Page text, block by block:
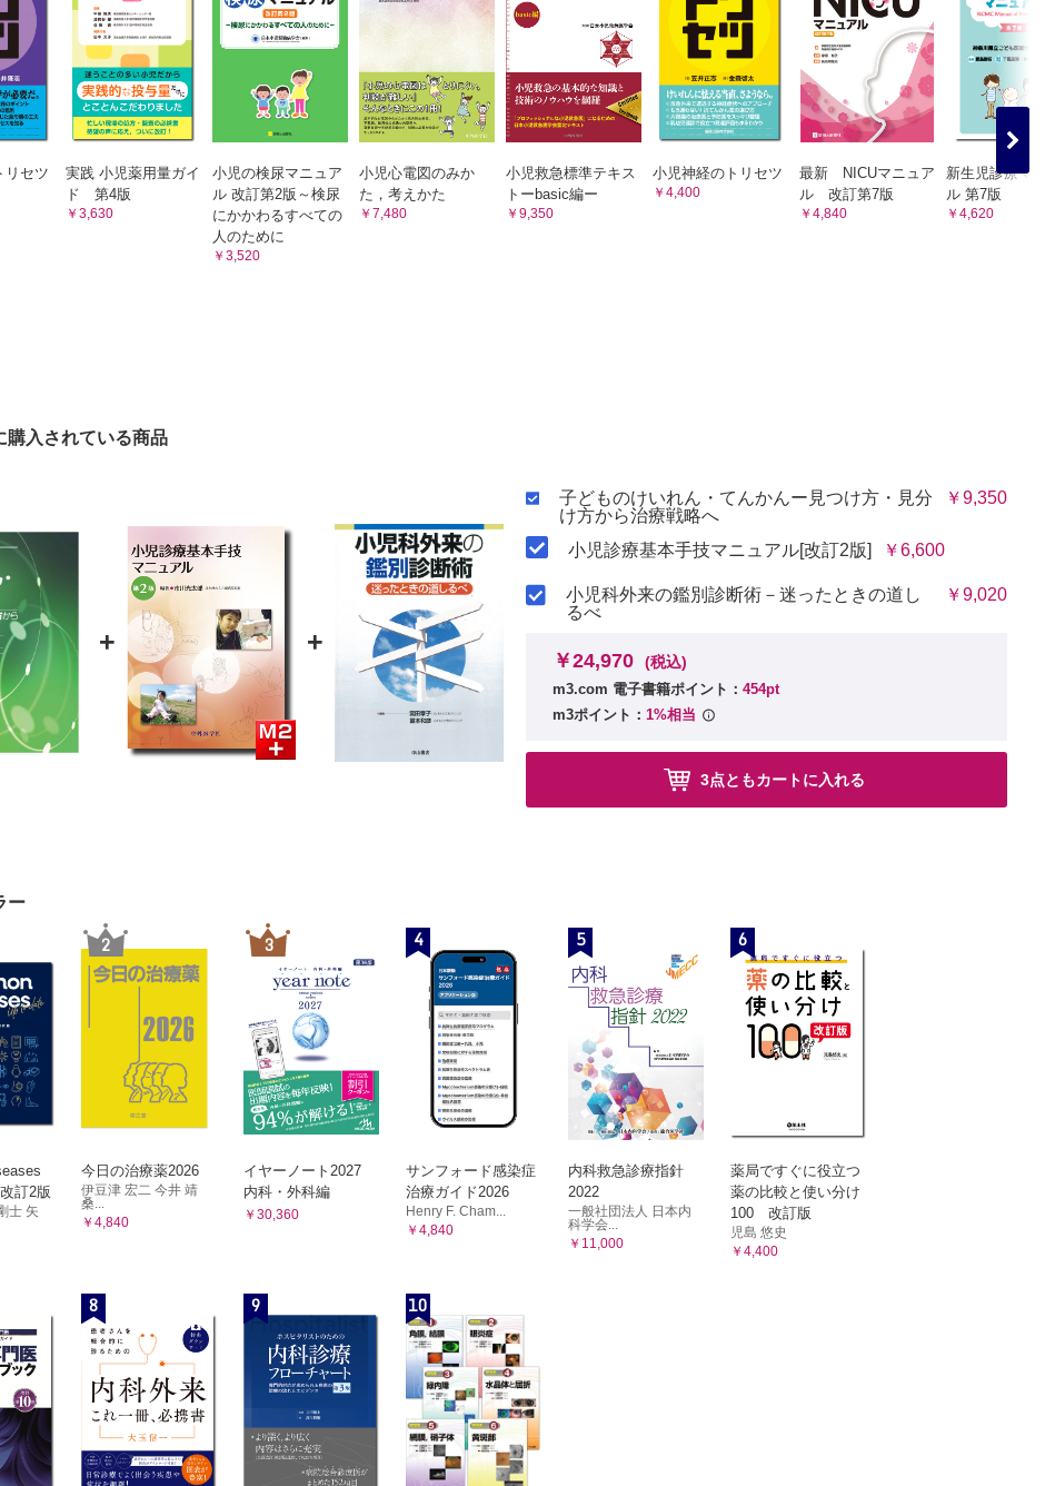
症候群
症候群
・側頭部に棘波をもつ良性小児てんかん（BECTS）
症候群
Gastaut症候群
性焦点性てんかん−側頭葉てんかんを中心に
症心身障害児のてんかん治療で留意すべき点
てんかん薬の特徴と選択において留意すべき点
てんかん薬の特徴と選択において留意すべき点
育園・幼稚園・学校生活を快適に過ごすための留意点
リセツ
実践 小児薬用量ガイ
ド 第4版
￥3,630
小児の検尿マニュア
ル 改訂第2版～検尿
にかかわるすべての
人のために
￥3,520
小児心電図のみか
た，考えかた
￥7,480
小児救急標準テキス
トーbasic編ー
￥9,350
小児神経のトリセツ
￥4,400
最新 NICUマニュア
ル 改訂第7版
￥4,840
新生児診療マ
ル 第7版
￥4,620
購入されている商品
+ +
子どものけいれん・てんかんー見つけ方・見分
け方から治療戦略へ
￥9,350
小児診療基本手技マニュアル[改訂2版] ￥6,600
小児科外来の鑑別診断術－迷ったときの道し
るべ
￥9,020
￥24,970 (税込)
m3.com 電子書籍ポイント： 454pt
m3ポイント： 1%相当
3点ともカートに入れる
ー
訂2版
士 矢
2
今日の治療薬2026
伊豆津 宏二 今井 靖
桑...
￥4,840
3
イヤーノート2027
内科・外科編
￥30,360
4
サンフォード感染症
治療ガイド2026
Henry F. Cham...
￥4,840
5
内科救急診療指針
2022
一般社団法人 日本内
科学会...
￥11,000
6
薬局ですぐに役立つ
薬の比較と使い分け
100 改訂版
児島 悠史
￥4,400
8 9 10